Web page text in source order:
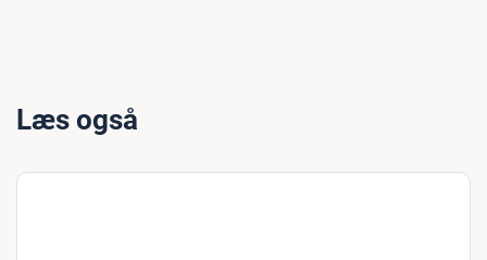
Læs også